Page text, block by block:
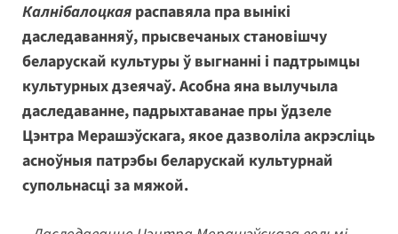
Калнібалоцкая распавяла пра вынікі
даследаванняў, прысвечаных становішчу
беларускай культуры ў выгнанні і падтрымцы
культурных дзеячаў. Асобна яна вылучыла
даследаванне, падрыхтаванае пры ўдзеле
Цэнтра Мерашэўскага, якое дазволіла акрэсліць
асноўныя патрэбы беларускай культурнай
супольнасці за мяжой.